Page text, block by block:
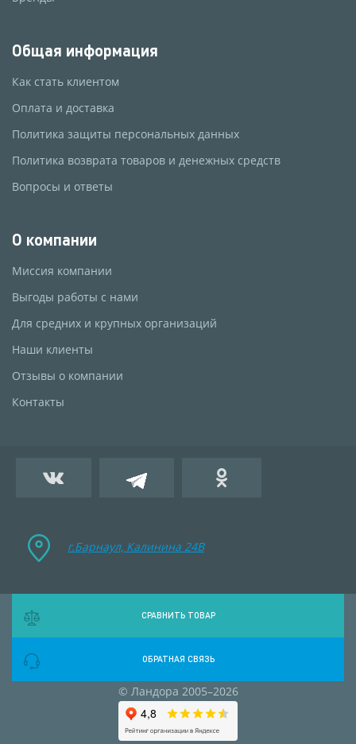
Общая информация
Как стать клиентом
Оплата и доставка
Политика защиты персональных данных
Политика возврата товаров и денежных средств
Вопросы и ответы
О компании
Миссия компании
Выгоды работы с нами
Для средних и крупных организаций
Наши клиенты
Отзывы о компании
Контакты
г.Барнаул, Калинина 24B
© Ландора 2005–2026
СРАВНИТЬ ТОВАР
ОБРАТНАЯ СВЯЗЬ